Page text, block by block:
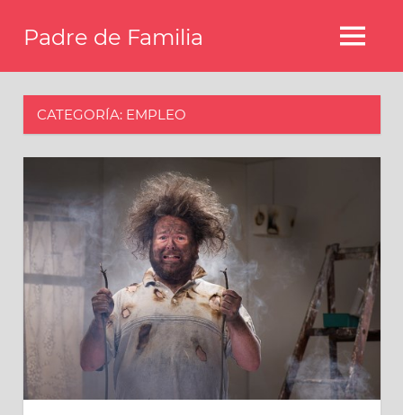
Padre de Familia
hogar
MENÚ
CATEGORÍA: EMPLEO